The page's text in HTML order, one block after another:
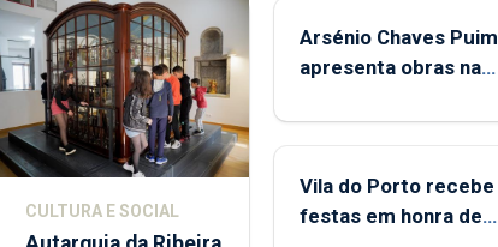
CULTURA E SOCIAL
Arsénio Chaves Puim
apresenta obras na
Porto
Vila do Porto recebe
festas em honra de